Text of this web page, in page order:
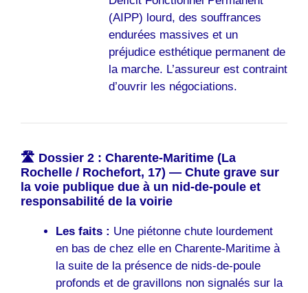
(AIPP) lourd, des souffrances
endurées massives et un
préjudice esthétique permanent de
la marche. L’assureur est contraint
d’ouvrir les négociations.
🛣️ Dossier 2 : Charente-Maritime (La
Rochelle / Rochefort, 17) — Chute grave sur
la voie publique due à un nid-de-poule et
responsabilité de la voirie
Les faits : Une piétonne chute lourdement
en bas de chez elle en Charente-Maritime à
la suite de la présence de nids-de-poule
profonds et de gravillons non signalés sur la